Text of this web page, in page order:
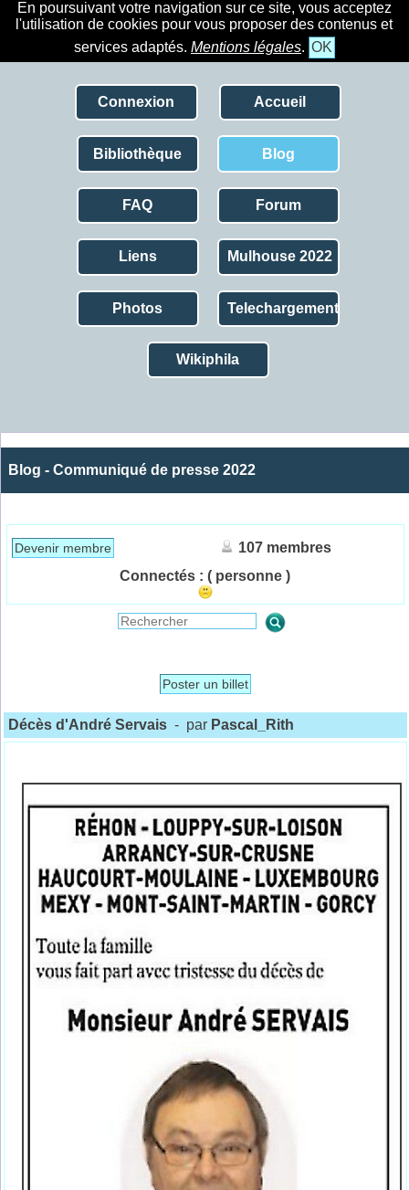
En poursuivant votre navigation sur ce site, vous acceptez
l'utilisation de cookies pour vous proposer des contenus et
services adaptés. Mentions légales. OK
Connexion Accueil
Bibliothèque Blog
FAQ Forum
Liens Mulhouse 2022
Photos Telechargement
Wikiphila
Blog - Communiqué de presse 2022
Devenir membre
107 membres
Connectés : ( personne )
Poster un billet
Décès d'André Servais - par Pascal_Rith